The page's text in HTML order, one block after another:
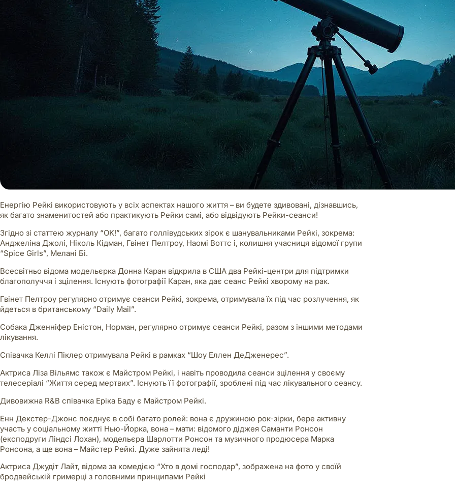
Енергію Рейкі використовують у всіх аспектах нашого життя – ви будете здивовані, дізнавшись,
як багато знаменитостей або практикують Рейки самі, або відвідують Рейки-сеанси!
Згідно зі статтею журналу “OK!”, багато голлівудських зірок є шанувальниками Рейкі, зокрема:
Анджеліна Джолі, Ніколь Кідман, Гвінет Пелтроу, Наомі Воттс і, колишня учасниця відомої групи
“Spice Girls”, Мелані Бі.
Всесвітньо відома модельєрка Донна Каран відкрила в США два Рейкі-центри для підтримки
благополуччя і зцілення. Існують фотографії Каран, яка дає сеанс Рейкі хворому на рак.
Гвінет Пелтроу регулярно отримує сеанси Рейкі, зокрема, отримувала їх під час розлучення, як
йдеться в британському “Daily Mail”.
Собака Дженніфер Еністон, Норман, регулярно отримує сеанси Рейкі, разом з іншими методами
лікування.
Співачка Келлі Піклер отримувала Рейкі в рамках “Шоу Еллен ДеДженерес”.
Актриса Ліза Вільямс також є Майстром Рейкі, і навіть проводила сеанси зцілення у своєму
телесеріалі “Життя серед мертвих”. Існують її фотографії, зроблені під час лікувального сеансу.
Дивовижна R&B співачка Еріка Баду є Майстром Рейкі.
Енн Декстер-Джонс поєднує в собі багато ролей: вона є дружиною рок-зірки, бере активну
участь у соціальному житті Нью-Йорка, вона – мати: відомого діджея Саманти Ронсон
(експодруги Ліндсі Лохан), модельєра Шарлотти Ронсон та музичного продюсера Марка
Ронсона, а ще вона – Майстер Рейкі. Дуже зайнята леді!
Актриса Джудіт Лайт, відома за комедією “Хто в домі господар”, зображена на фото у своїй
бродвейській гримерці з головними принципами Рейкі